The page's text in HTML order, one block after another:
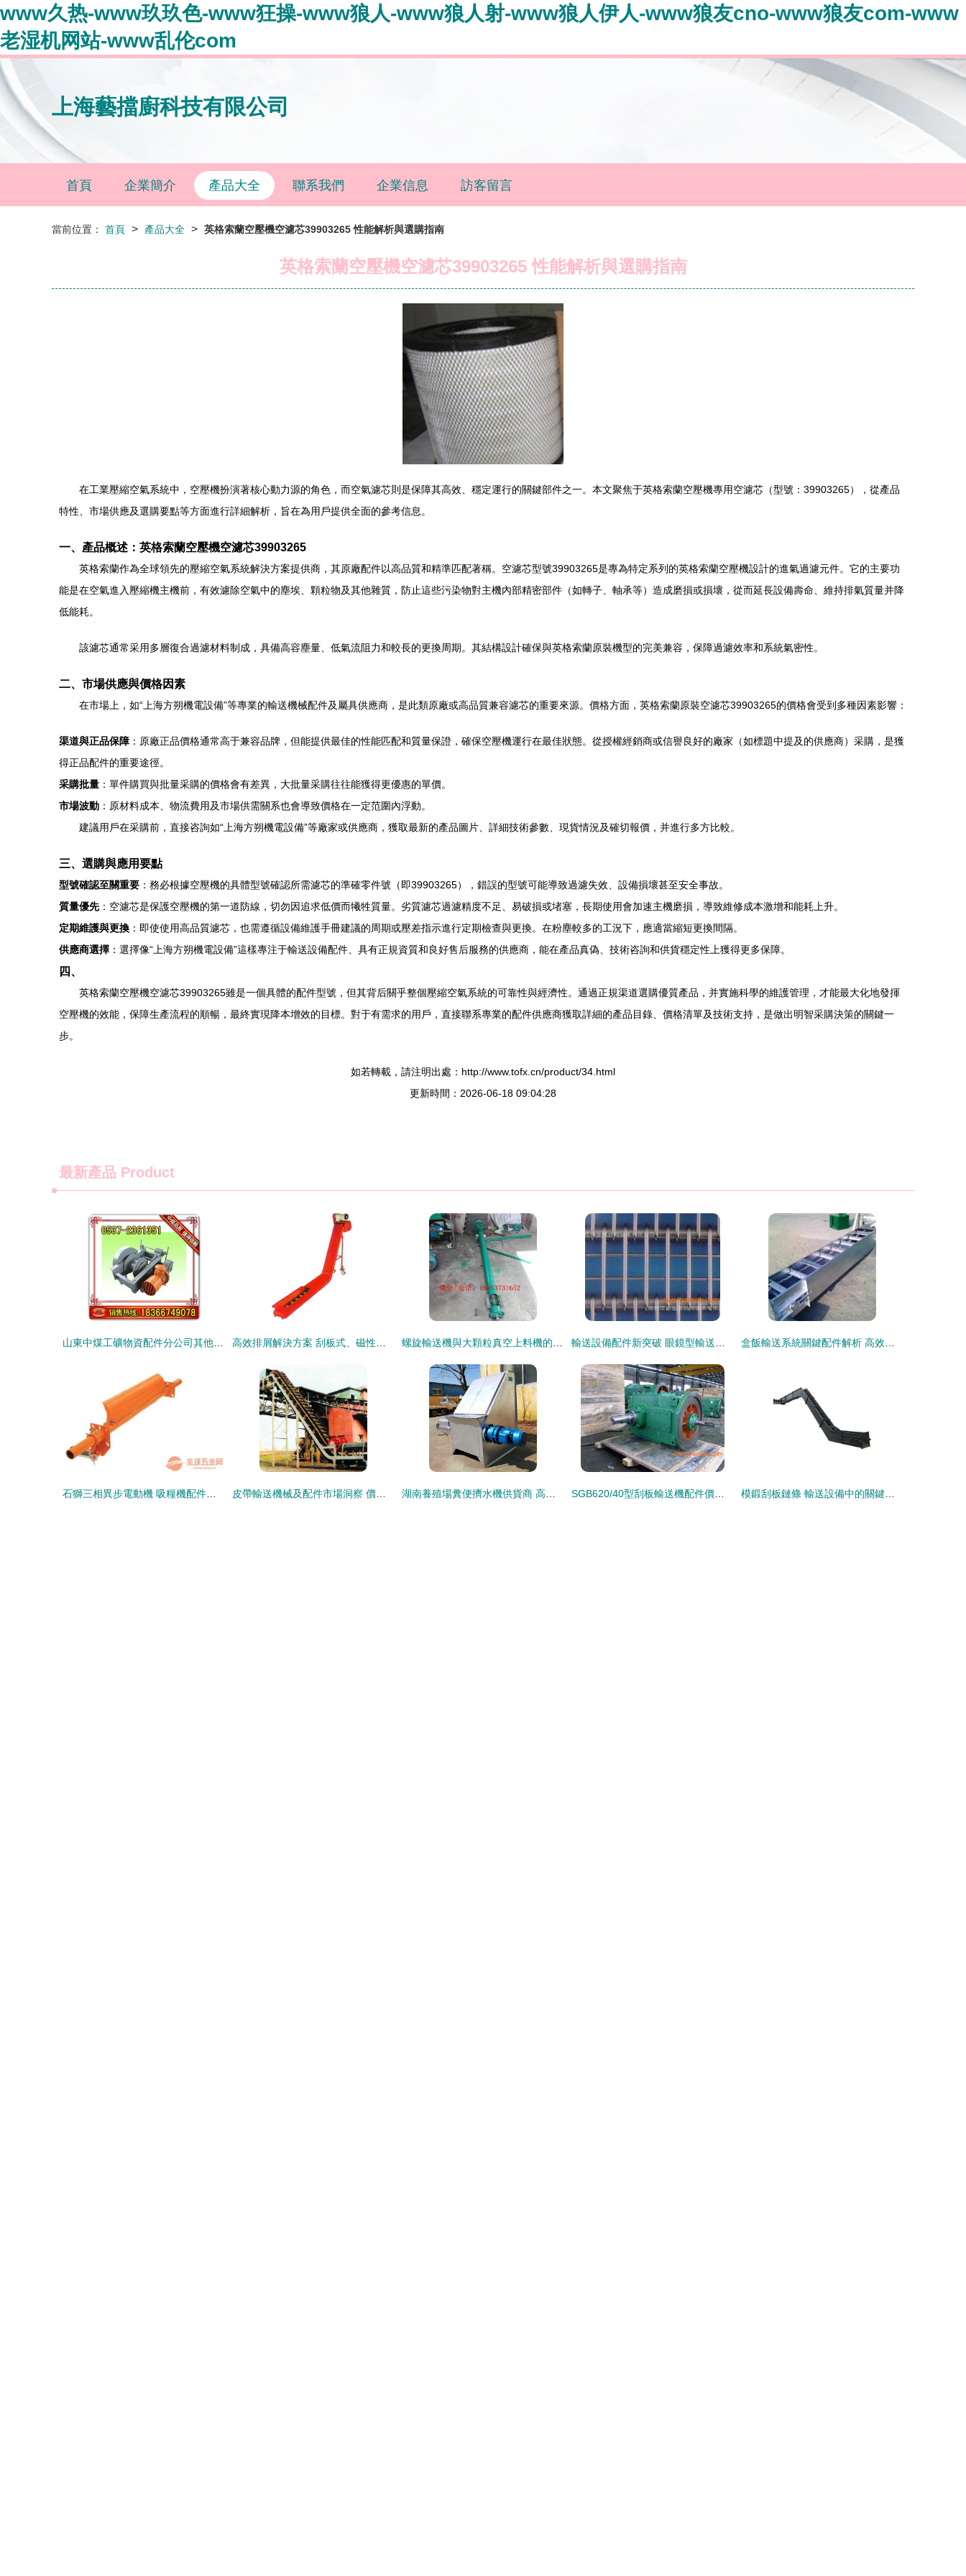
www久热-www玖玖色-www狂操-www狼人-www狼人射-www狼人伊人-www狼友cno-www狼友com-www
老湿机网站-www乱伦com
上海藝擋廚科技有限公司
首頁 企業簡介 產品大全 聯系我們 企業信息 訪客留言
當前位置： 首頁 > 產品大全 > 英格索蘭空壓機空濾芯39903265 性能解析與選購指南
英格索蘭空壓機空濾芯39903265 性能解析與選購指南
在工業壓縮空氣系統中，空壓機扮演著核心動力源的角色，而空氣濾芯則是保障其高效、穩定運行的關鍵部件之一。本文聚焦于英格索蘭空壓機專用空濾芯（型號：39903265），從產品
特性、市場供應及選購要點等方面進行詳細解析，旨在為用戶提供全面的參考信息。
一、產品概述：英格索蘭空壓機空濾芯39903265
英格索蘭作為全球領先的壓縮空氣系統解決方案提供商，其原廠配件以高品質和精準匹配著稱。空濾芯型號39903265是專為特定系列的英格索蘭空壓機設計的進氣過濾元件。它的主要功
能是在空氣進入壓縮機主機前，有效濾除空氣中的塵埃、顆粒物及其他雜質，防止這些污染物對主機內部精密部件（如轉子、軸承等）造成磨損或損壞，從而延長設備壽命、維持排氣質量并降
低能耗。
該濾芯通常采用多層復合過濾材料制成，具備高容塵量、低氣流阻力和較長的更換周期。其結構設計確保與英格索蘭原裝機型的完美兼容，保障過濾效率和系統氣密性。
二、市場供應與價格因素
在市場上，如“上海方朔機電設備”等專業的輸送機械配件及屬具供應商，是此類原廠或高品質兼容濾芯的重要來源。價格方面，英格索蘭原裝空濾芯39903265的價格會受到多種因素影響：
渠道與正品保障 ：原廠正品價格通常高于兼容品牌，但能提供最佳的性能匹配和質量保證，確保空壓機運行在最佳狀態。從授權經銷商或信譽良好的廠家（如標題中提及的供應商）采購，是獲
得正品配件的重要途徑。
采購批量 ：單件購買與批量采購的價格會有差異，大批量采購往往能獲得更優惠的單價。
市場波動 ：原材料成本、物流費用及市場供需關系也會導致價格在一定范圍內浮動。
建議用戶在采購前，直接咨詢如“上海方朔機電設備”等廠家或供應商，獲取最新的產品圖片、詳細技術參數、現貨情況及確切報價，并進行多方比較。
三、選購與應用要點
型號確認至關重要 ：務必根據空壓機的具體型號確認所需濾芯的準確零件號（即39903265），錯誤的型號可能導致過濾失效、設備損壞甚至安全事故。
質量優先：空濾芯是保護空壓機的第一道防線，切勿因追求低價而犧牲質量。劣質濾芯過濾精度不足、易破損或堵塞，長期使用會加速主機磨損，導致維修成本激增和能耗上升。
定期維護與更換 ：即使使用高品質濾芯，也需遵循設備維護手冊建議的周期或壓差指示進行定期檢查與更換。在粉塵較多的工況下，應適當縮短更換間隔。
供應商選擇 ：選擇像“上海方朔機電設備”這樣專注于輸送設備配件、具有正規資質和良好售后服務的供應商，能在產品真偽、技術咨詢和供貨穩定性上獲得更多保障。
四、
英格索蘭空壓機空濾芯39903265雖是一個具體的配件型號，但其背后關乎整個壓縮空氣系統的可靠性與經濟性。通過正規渠道選購優質產品，并實施科學的維護管理，才能最大化地發揮
空壓機的效能，保障生產流程的順暢，最終實現降本增效的目標。對于有需求的用戶，直接聯系專業的配件供應商獲取詳細的產品目錄、價格清單及技術支持，是做出明智采購決策的關鍵一
步。
如若轉載，請注明出處：http://www.tofx.cn/product/34.html
更新時間：2026-06-18 09:04:28
最新產品 Product